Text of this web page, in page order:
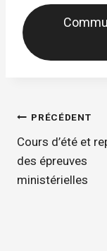
Navigation
de
l'article
PRÉCÉDENT
Cours d’été et
des épreuves
ministérielles